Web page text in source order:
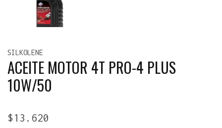
SILKOLENE
ACEITE MOTOR 4T PRO-4 PLUS
10W/50
$13.620